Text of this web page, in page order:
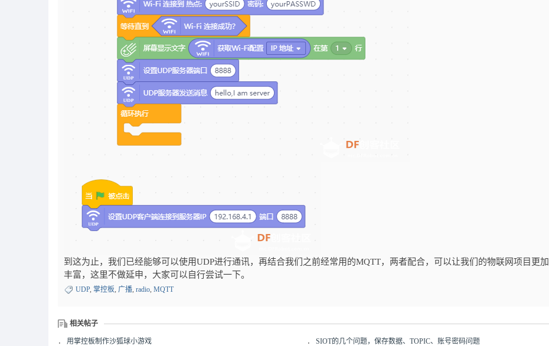
到这为止，我们已经能够可以使用UDP进行通讯，再结合我们之前经常用的MQTT，两者配合，可以让我们的物联网项目更加
丰富，这里不做延申，大家可以自行尝试一下。
UDP, 掌控板, 广播, radio, MQTT
相关帖子
． 用掌控板制作沙狐球小游戏 ． SIOT的几个问题，保存数据、TOPIC、账号密码问题